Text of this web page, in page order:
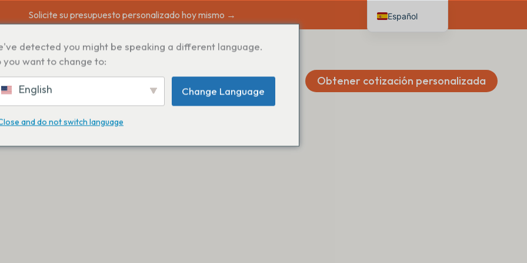
Solicite su presupuesto personalizado hoy mismo →
Obtener cotización personalizada
detected you might be speaking a different language.
you want to change to:
English Change Language
and do not switch language
Español
Français
Italiano